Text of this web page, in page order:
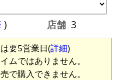
) 店舗 3
要5営業日(詳細)
ムではありません。
で購入できません。